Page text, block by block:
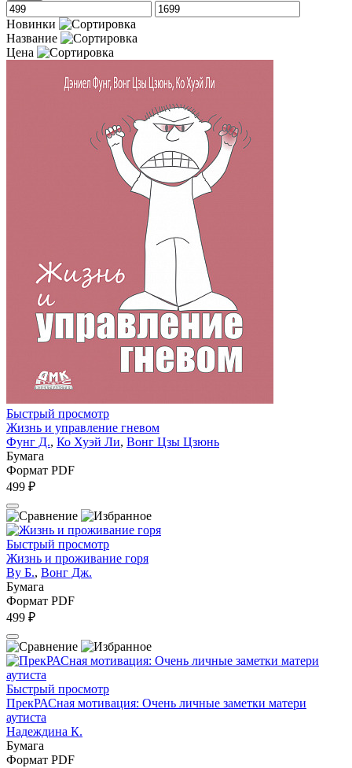
Новинки
Название
Цена
Быстрый просмотр
Жизнь и управление гневом
Фунг Д., Ко Хуэй Ли, Вонг Цзы Цзюнь
Бумага
Формат PDF
499 ₽
Быстрый просмотр
Жизнь и проживание горя
Ву Б., Вонг Дж.
Бумага
Формат PDF
499 ₽
Быстрый просмотр
ПрекРАСная мотивация: Очень личные заметки матери
аутиста
Надеждина К.
Бумага
Формат PDF